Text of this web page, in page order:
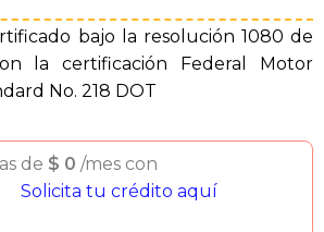
bajo la resolución 1080 de
la certificación Federal Motor
No. 218 DOT
de $ 0 /mes con
Solicita tu crédito aquí